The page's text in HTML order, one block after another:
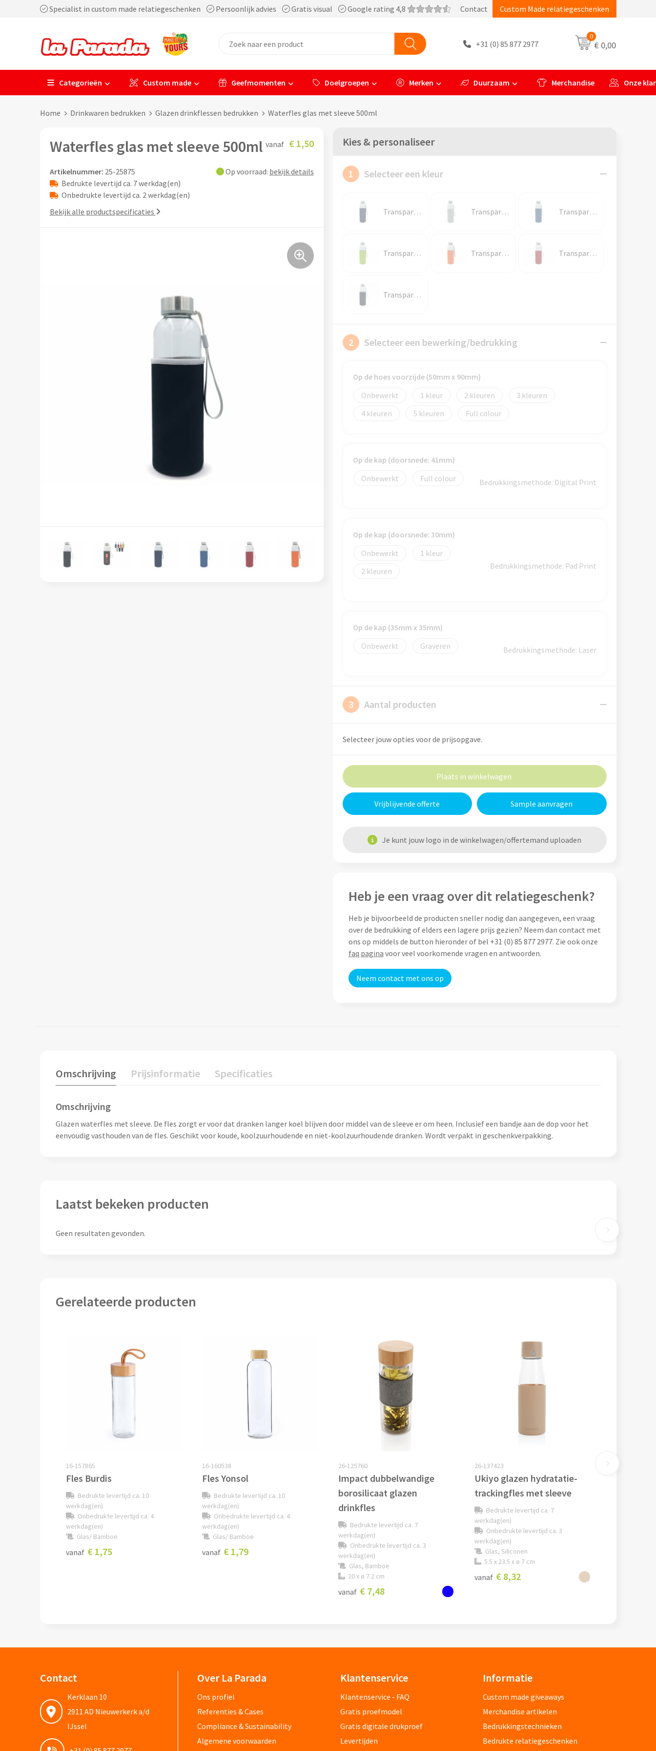
Specialist in custom made relatiegeschenken Persoonlijk advies Gratis visual Google rating 4,8 Contact Custom Made relatiegeschenken
+31 (0) 85 877 2977
0
€ 0,00
Categorieën Custom made Geefmomenten Doelgroepen Merken Duurzaam Merchandise Onze
Home Drinkwaren bedrukken Glazen drinkflessen bedrukken Waterfles glas met sleeve 500ml
Waterfles glas met sleeve 500ml vanaf € 1,50
Artikelnummer: 25-25875 Op voorraad: bekijk details
Bedrukte levertijd ca. 7 werkdag(en)
Onbedrukte levertijd ca. 2 werkdag(en)
Bekijk alle productspecificaties
Kies & personaliseer
1 Selecteer een kleur
Transparant / Donkerblauw Transparant / Grijs Transparant / Lichtblauw
Transparant / Lichtgroen Transparant / Oranje Transparant / Rood
Transparant / Zwart
2 Selecteer een bewerking/bedrukking
Op de hoes voorzijde (50mm x 90mm)
Onbewerkt
1 2
3
4
5 Full colour
Op de kap (doorsnede: 41mm)
Onbewerkt
Full colour Bedrukkingsmethode: Digital Print
Op de kap (doorsnede: 30mm)
Onbewerkt
1
2
Bedrukkingsmethode: Pad Print
Op de kap (35mm x 35mm)
Onbewerkt
Graveren Bedrukkingsmethode: Laser
3 Aantal producten
Selecteer jouw opties voor de prijsopgave.
Plaats in winkelwagen
Vrijblijvende offerte Sample aanvragen
Je kunt jouw logo in de winkelwagen/offertemand uploaden
Heb je een vraag over dit relatiegeschenk?
Heb je bijvoorbeeld de producten sneller nodig dan aangegeven, een vraag
over de bedrukking of elders een lagere prijs gezien? Neem dan contact met
ons op middels de button hieronder of bel +31 (0) 85 877 2977. Zie ook onze
faq pagina voor veel voorkomende vragen en antwoorden.
Neem contact met ons op
Omschrijving Prijsinformatie Specificaties
Omschrijving
Glazen waterfles met sleeve. De fles zorgt er voor dat dranken langer koel blijven door middel van de sleeve er om heen. Inclusief een bandje aan de dop voor het
eenvoudig vasthouden van de fles. Geschikt voor koude, koolzuurhoudende en niet-koolzuurhoudende dranken. Wordt verpakt in geschenkverpakking.
Laatst bekeken producten
Geen resultaten gevonden.
Gerelateerde producten
16-157865
Fles Burdis
Bedrukte levertijd ca. 10
werkdag(en)
Onbedrukte levertijd ca. 4
werkdag(en)
Glas/ Bamboe
vanaf € 1,75
16-160538
Fles Yonsol
Bedrukte levertijd ca. 10
werkdag(en)
Onbedrukte levertijd ca. 4
werkdag(en)
Glas/ Bamboe
vanaf € 1,79
26-125760
Impact dubbelwandige
borosilicaat glazen
drinkfles
Bedrukte levertijd ca. 7
werkdag(en)
Onbedrukte levertijd ca. 3
werkdag(en)
Glas, Bamboe
20 x ø 7.2 cm
vanaf € 7,48
26-137423
Ukiyo glazen hydratatie-
trackingfles met sleeve
Bedrukte levertijd ca. 7
werkdag(en)
Onbedrukte levertijd ca. 3
werkdag(en)
Glas, Siliconen
5.5 x 23.5 x ø 7 cm
vanaf € 8,32
Contact
Kerklaan 10
2911 AD Nieuwerkerk a/d
IJssel
Over La Parada
Ons profiel
Referenties & Cases
Compliance & Sustainability
Algemene voorwaarden
Klantenservice
Klantenservice - FAQ
Gratis proefmodel
Gratis digitale drukproef
Levertijden
Informatie
Custom made giveaways
Merchandise artikelen
Bedrukkingstechnieken
Bedrukte relatiegeschenken